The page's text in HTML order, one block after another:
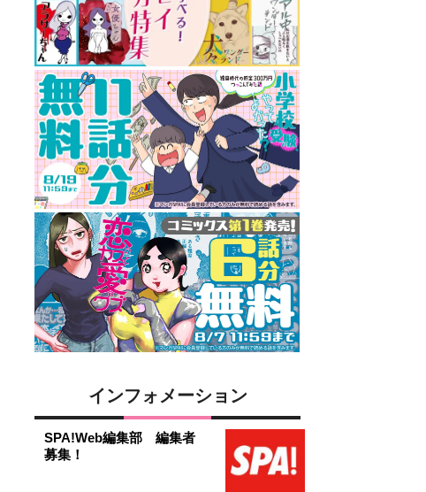
インフォメーション
SPA!Web編集部 編集者
募集！